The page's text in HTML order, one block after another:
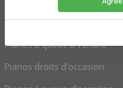
Pianos droits à vendre
Pianos à queue à vendre
Pianos droits d’occasion